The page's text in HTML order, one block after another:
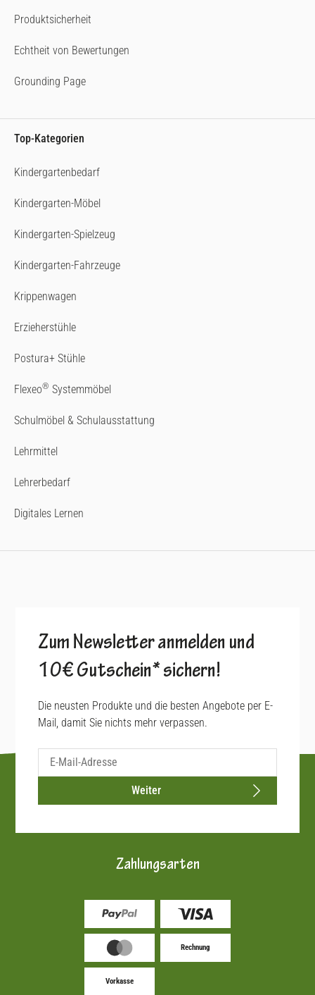
Produktsicherheit
Echtheit von Bewertungen
Grounding Page
Top-Kategorien
Kindergartenbedarf
Kindergarten-Möbel
Kindergarten-Spielzeug
Kindergarten-Fahrzeuge
Krippenwagen
Erzieherstühle
Postura+ Stühle
Flexeo® Systemmöbel
Schulmöbel & Schulausstattung
Lehrmittel
Lehrerbedarf
Digitales Lernen
Zum Newsletter anmelden und
10€ Gutschein* sichern!
Die neusten Produkte und die besten Angebote per E-
Mail, damit Sie nichts mehr verpassen.
Weiter
Zahlungsarten
Rechnung
Vorkasse